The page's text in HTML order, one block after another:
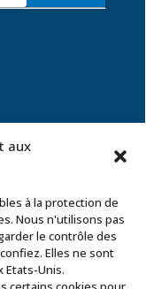
aux
à la protection de
Nous n'utilisons pas
le contrôle des
Elles ne sont
Etats-Unis.
Plessis Pâté